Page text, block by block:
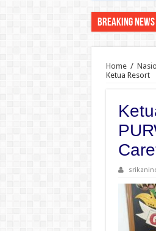
Breaking News
Home /
Ketua Resort